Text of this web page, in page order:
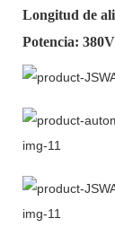
Longitud de
Potencia: